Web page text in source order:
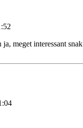
meget interessant